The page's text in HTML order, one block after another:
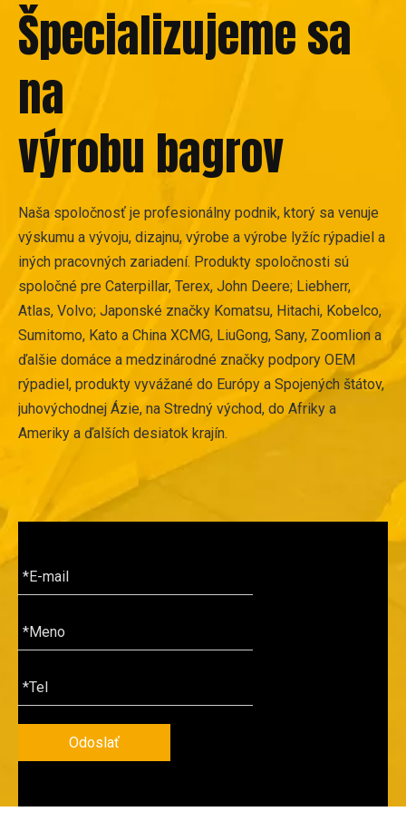
Špecializujeme sa
na
výrobu bagrov
Naša spoločnosť je profesionálny podnik, ktorý sa venuje
výskumu a vývoju, dizajnu, výrobe a výrobe lyžíc rýpadiel a
iných pracovných zariadení. Produkty spoločnosti sú
spoločné pre Caterpillar, Terex, John Deere; Liebherr,
Atlas, Volvo; Japonské značky Komatsu, Hitachi, Kobelco,
Sumitomo, Kato a China XCMG, LiuGong, Sany, Zoomlion a
ďalšie domáce a medzinárodné značky podpory OEM
rýpadiel, produkty vyvážané do Európy a Spojených štátov,
juhovýchodnej Ázie, na Stredný východ, do Afriky a
Ameriky a ďalších desiatok krajín.
Odoslať